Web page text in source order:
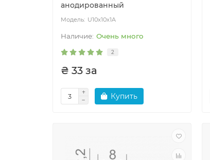
анодированный
U10x10x1A
Очень много
2
₴ 33 за
Купить